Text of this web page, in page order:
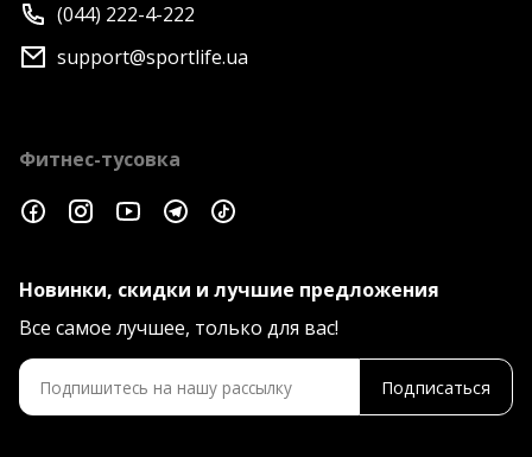
(044) 222-4-222
support@sportlife.ua
Фитнес-тусовка
Новинки, скидки и лучшие предложения
Все самое лучшее, только для вас!
Подписаться